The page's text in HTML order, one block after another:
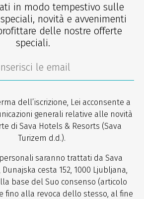
in modo tempestivo sulle
novità e avvenimenti
delle nostre offerte
speciali.
dell’iscrizione, Lei acconsente a
generali relative alle novità
di Sava Hotels & Resorts (Sava
Turizem d.d.).
saranno trattati da Sava
cesta 152, 1000 Ljubljana,
base del Suo consenso (articolo
e fino alla revoca dello stesso, al fine